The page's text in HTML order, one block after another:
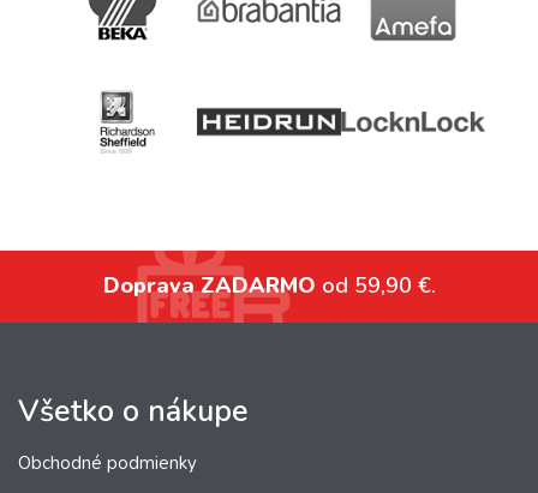
Doprava ZADARMO od 59,90 €.
Všetko o nákupe
Obchodné podmienky